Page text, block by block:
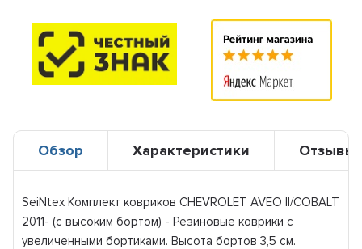
Обзор Характеристики Отзывы
SeiNtex Комплект ковриков CHEVROLET AVEO II/COBALT
2011- (с высоким бортом) - Резиновые коврики с
увеличенными бортиками. Высота бортов 3,5 см.